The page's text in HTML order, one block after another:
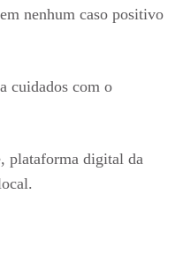
nenhum caso positivo
cuidados com o
plataforma digital da